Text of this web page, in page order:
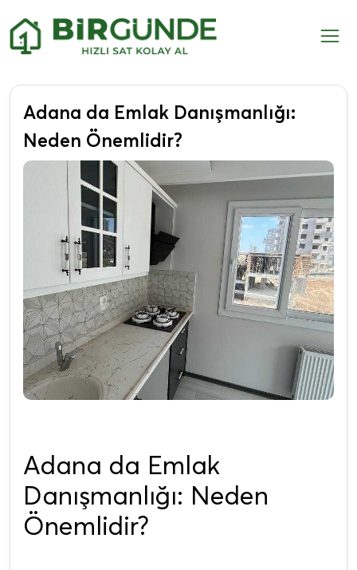
Adana da Emlak Danışmanlığı:
Neden Önemlidir?
Adana da Emlak
Danışmanlığı: Neden
Önemlidir?